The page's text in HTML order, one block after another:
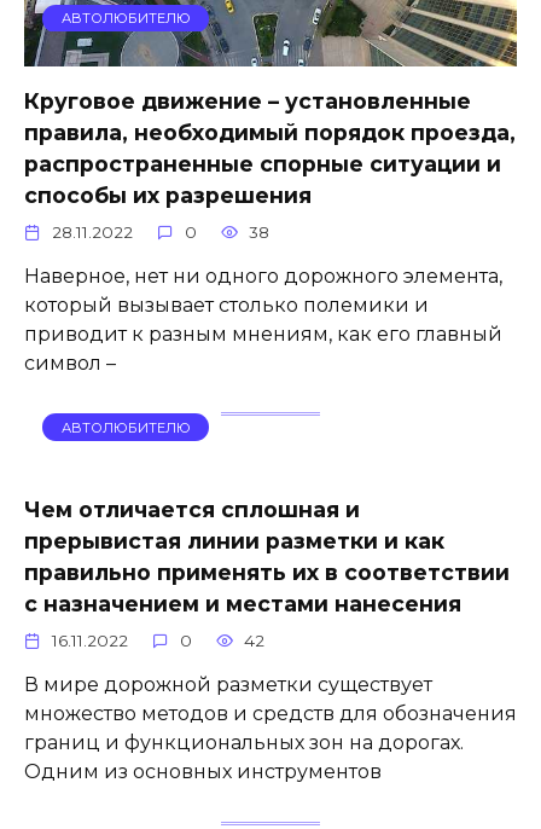
АВТОЛЮБИТЕЛЮ
Круговое движение – установленные
правила, необходимый порядок проезда,
распространенные спорные ситуации и
способы их разрешения
28.11.2022 0 38
Наверное, нет ни одного дорожного элемента,
который вызывает столько полемики и
приводит к разным мнениям, как его главный
символ –
АВТОЛЮБИТЕЛЮ
Чем отличается сплошная и
прерывистая линии разметки и как
правильно применять их в соответствии
с назначением и местами нанесения
16.11.2022 0 42
В мире дорожной разметки существует
множество методов и средств для обозначения
границ и функциональных зон на дорогах.
Одним из основных инструментов